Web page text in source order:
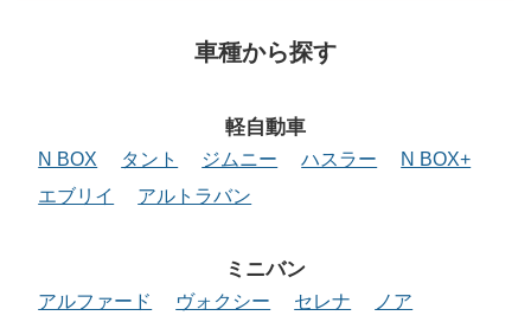
車種から探す
軽自動車
N BOX タント ジムニー ハスラー
N BOX+
エブリイ
アルトラバン
ミニバン
アルファード ヴォクシー セレナ
ノア